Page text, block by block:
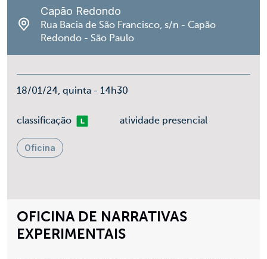
OFICINA DE NARRATIVAS
EXPERIMENTAIS
Capão Redondo
Rua Bacia de São Francisco, s/n - Capão
Redondo - São Paulo
18/01/24, quinta - 14h30
classificaçãoLivre atividade presencial
Oficina